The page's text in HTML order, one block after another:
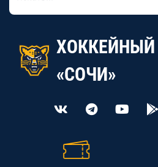
ХОККЕЙНЫЙ
«СОЧИ»